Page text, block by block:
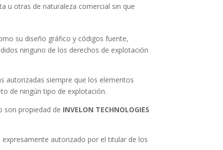
u otras de naturaleza comercial sin que
su diseño gráfico y códigos fuente,
ninguno de los derechos de explotación
autorizadas siempre que los elementos
de ningún tipo de explotación.
son propiedad de INVELON TECHNOLOGIES
autorizado por el titular de los